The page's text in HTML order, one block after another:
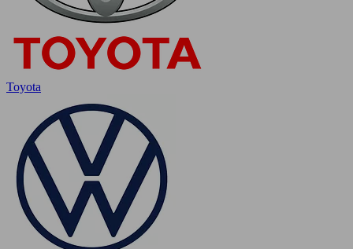
Toyota